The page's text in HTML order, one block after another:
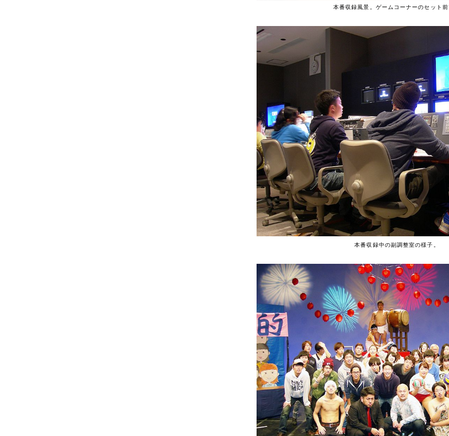
本番収録風景。ゲームコーナーのセット
本番収録中の副調整室の様子。